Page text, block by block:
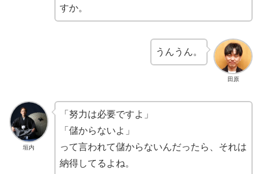
すか。
田原
うんうん。
垣内
「努力は必要ですよ」
「儲からないよ」
って言われて儲からないんだったら、それは
納得してるよね。